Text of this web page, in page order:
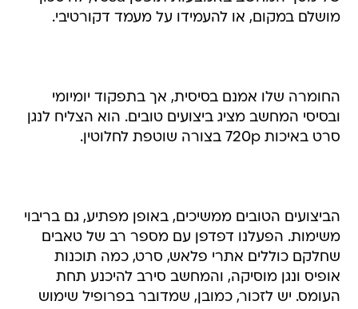
מושלם במקום, או להעמידו על מעמד דקורטיבי.
החומרה שלו אמנם בסיסית, אך בתפקוד יומיומי
ובסיסי המחשב מציג ביצועים טובים. הוא הצליח לנגן
סרט באיכות 720p בצורה שוטפת לחלוטין.
הביצועים הטובים ממשיכים, באופן מפתיע, גם בריבוי
משימות. הפעלנו דפדפן עם מספר רב של טאבים
שחלקם כוללים אתרי פלאש, סרט, כמה תוכנות
אופיס ונגן מוסיקה, והמחשב סירב להיכנע תחת
העומס. יש לזכור, כמובן, שמדובר בפרופיל שימוש